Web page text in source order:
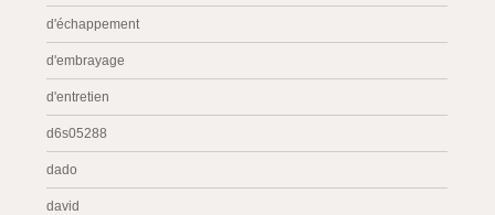
d'échappement
d'embrayage
d'entretien
d6s05288
dado
david